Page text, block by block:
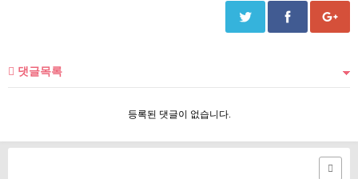
댓글목록
등록된 댓글이 없습니다.